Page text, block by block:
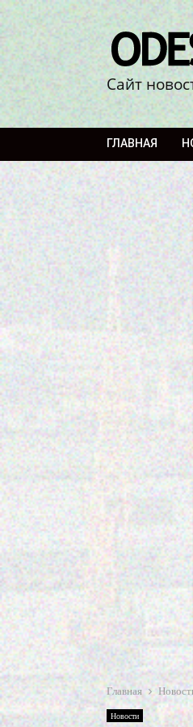
Сайт
ГЛАВНАЯ
Главная
Новости